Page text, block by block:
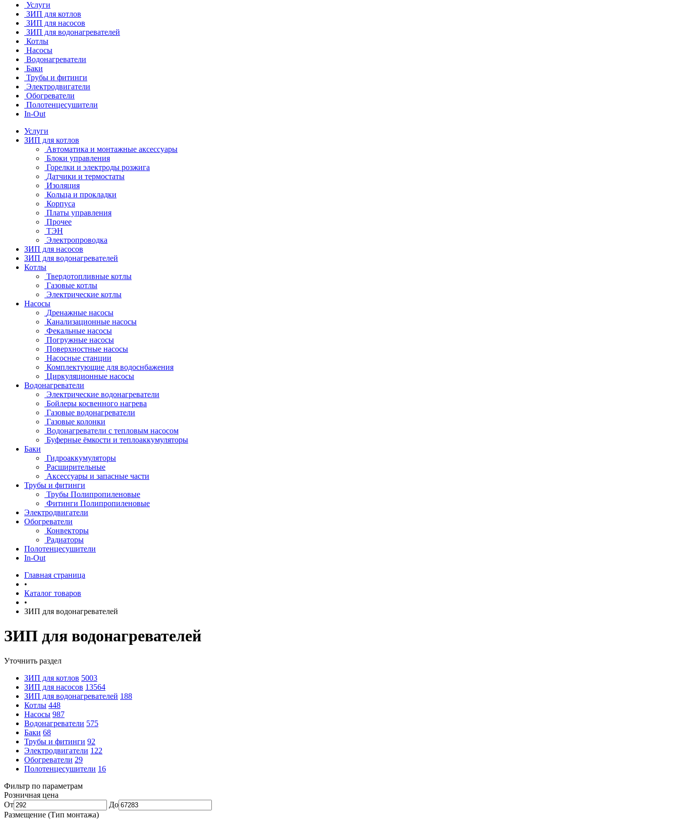
Услуги
ЗИП для котлов
ЗИП для насосов
ЗИП для водонагревателей
Котлы
Насосы
Водонагреватели
Баки
Трубы и фитинги
Электродвигатели
Обогреватели
Полотенцесушители
In-Out
Услуги
ЗИП для котлов
Автоматика и монтажные аксессуары
Блоки управления
Горелки и электроды розжига
Датчики и термостаты
Изоляция
Кольца и прокладки
Корпуса
Платы управления
Прочее
ТЭН
Электропроводка
ЗИП для насосов
ЗИП для водонагревателей
Котлы
Твердотопливные котлы
Газовые котлы
Электрические котлы
Насосы
Дренажные насосы
Канализационные насосы
Фекальные насосы
Погружные насосы
Поверхностные насосы
Насосные станции
Комплектующие для водоснбажения
Циркуляционные насосы
Водонагреватели
Электрические водонагреватели
Бойлеры косвенного нагрева
Газовые водонагреватели
Газовые колонки
Водонагреватели с тепловым насосом
Буферные ёмкости и теплоаккумуляторы
Баки
Гидроаккумуляторы
Расширительные
Аксессуары и запасные части
Трубы и фитинги
Трубы Полипропиленовые
Фитинги Полипропиленовые
Электродвигатели
Обогреватели
Конвекторы
Радиаторы
Полотенцесушители
In-Out
Главная страница
•
Каталог товаров
•
ЗИП для водонагревателей
ЗИП для водонагревателей
Уточнить раздел
ЗИП для котлов 5003
ЗИП для насосов 13564
ЗИП для водонагревателей 188
Котлы 448
Насосы 987
Водонагреватели 575
Баки 68
Трубы и фитинги 92
Электродвигатели 122
Обогреватели 29
Полотенцесушители 16
Фильтр по параметрам
Розничная цена
От
До
Размещение (Тип монтажа)